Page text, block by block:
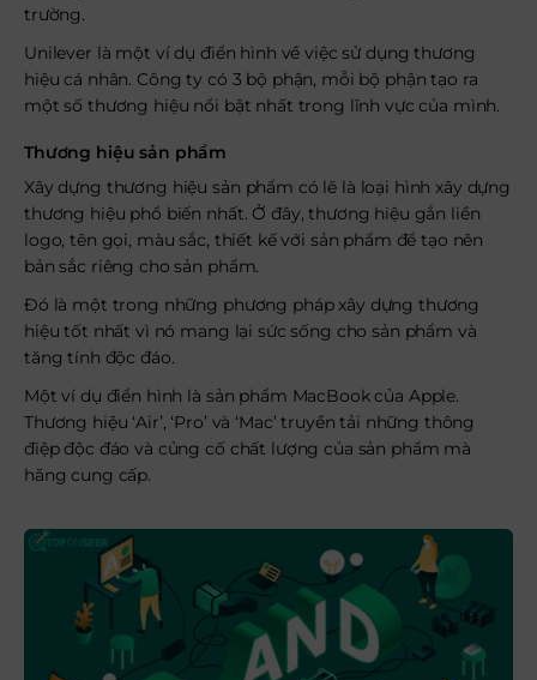
trường.
Unilever là một ví dụ điển hình về việc sử dụng thương
hiệu cá nhân. Công ty có 3 bộ phận, mỗi bộ phận tạo ra
một số thương hiệu nổi bật nhất trong lĩnh vực của mình.
Thương hiệu sản phẩm
Xây dựng thương hiệu sản phẩm có lẽ là loại hình xây dựng
thương hiệu phổ biến nhất. Ở đây, thương hiệu gắn liền
logo, tên gọi, màu sắc, thiết kế với sản phẩm để tạo nên
bản sắc riêng cho sản phẩm.
Đó là một trong những phương pháp xây dựng thương
hiệu tốt nhất vì nó mang lại sức sống cho sản phẩm và
tăng tính độc đáo.
Một ví dụ điển hình là sản phẩm MacBook của Apple.
Thương hiệu ‘Air’, ‘Pro’ và ‘Mac’ truyền tải những thông
điệp độc đáo và củng cố chất lượng của sản phẩm mà
hãng cung cấp.